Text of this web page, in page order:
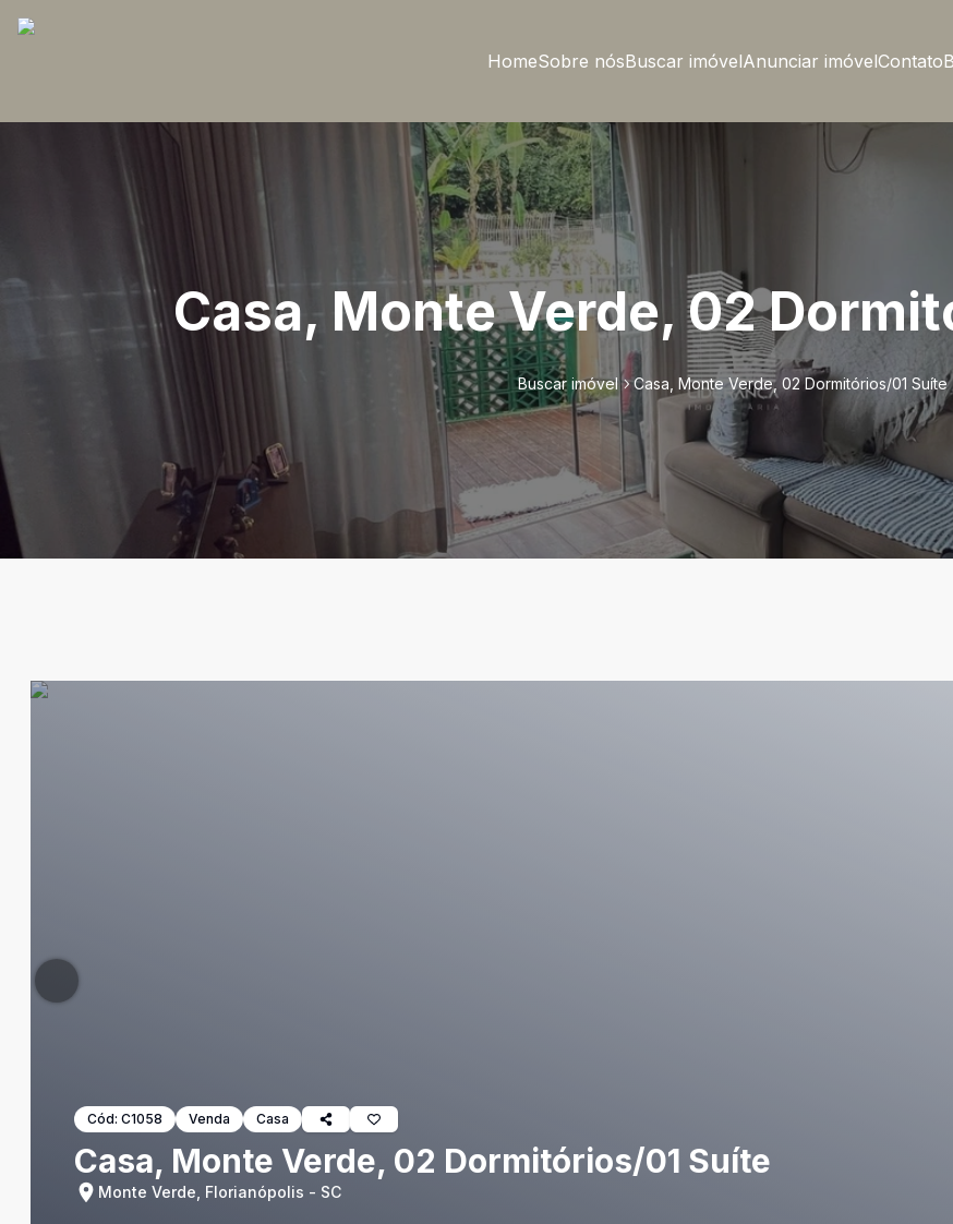
HomeSobre nósBuscar imóvelAnunciar imóvelContato
Casa, Monte Verde, 02
Buscar imóvel Casa, Monte Verde, 02 Dormitórios/01 Suíte
Cód: C1058 Venda Casa
Casa, Monte Verde, 02 Dormitórios/01 Suíte
Monte Verde, Florianópolis - SC